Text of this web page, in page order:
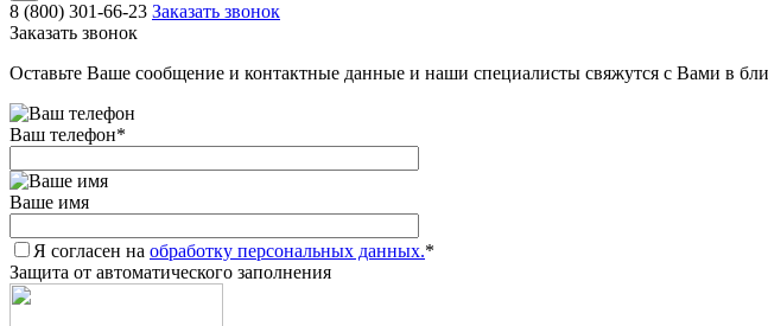
8 (800) 301-66-23 Заказать звонок
Заказать звонок
Оставьте Ваше сообщение и контактные данные и наши специалисты свяжутся с Вами в
Ваш телефон*
Ваше имя
Я согласен на обработку персональных данных.*
Защита от автоматического заполнения